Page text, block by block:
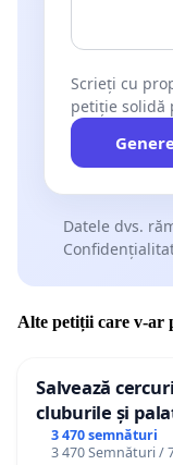
Scrieți cu
petiție solidă
Datele dvs.
Alte petiții care v-ar
Salvează
cluburile și
3 470 semnături
3 470 Semnături /